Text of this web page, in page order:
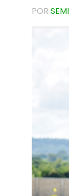
POR